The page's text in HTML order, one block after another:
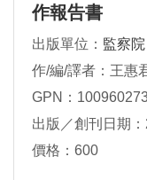
作報告書
出版單位： 監察院
作/編/譯者：王惠
GPN：
出版／創刊日期
價格：600